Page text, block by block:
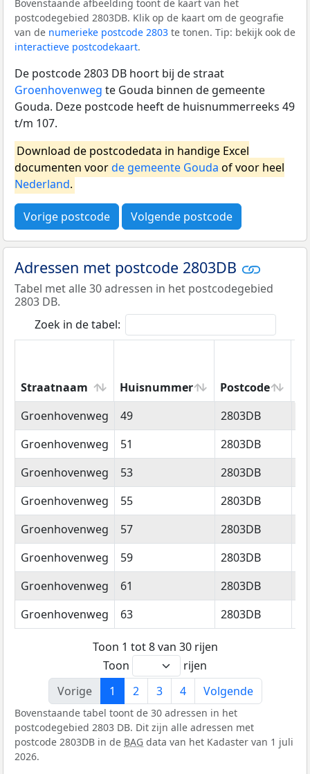
Bovenstaande afbeelding toont de kaart van het
postcodegebied 2803DB. Klik op de kaart om de geografie
van de numerieke postcode 2803 te tonen. Tip: bekijk ook de
interactieve postcodekaart.
De postcode 2803 DB hoort bij de straat
Groenhovenweg te Gouda binnen de gemeente
Gouda. Deze postcode heeft de huisnummerreeks 49
t/m 107.
Download de postcodedata in handige Excel
documenten voorde gemeente Gouda of voor heel
Nederland.
Vorige postcode Volgende postcode
Adressen met postcode 2803DB
Tabel met alle 30 adressen in het postcodegebied
2803 DB.
Zoek in de tabel:
Straatnaam Huisnummer Postcode
Straatnaam
Huisnummer Postcode
Groenhovenweg 49 2803DB
Groenhovenweg
51 2803DB
Groenhovenweg
53 2803DB
Groenhovenweg
55 2803DB
Groenhovenweg
57 2803DB
Groenhovenweg
59 2803DB
Groenhovenweg
61 2803DB
Groenhovenweg
63 2803DB
Toon 1 tot 8 van 30 rijen
Toon
rijen
Vorige
1 2 3 4 Volgende
Bovenstaande tabel toont de 30 adressen in het
postcodegebied 2803 DB. Dit zijn alle adressen met
postcode 2803DB in de BAG data van het Kadaster van 1 juli
2026.